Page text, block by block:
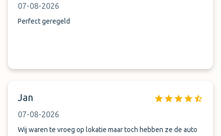
07-08-2026
Perfect geregeld
Jan
07-08-2026
Wij waren te vroeg op lokatie maar toch hebben ze de auto